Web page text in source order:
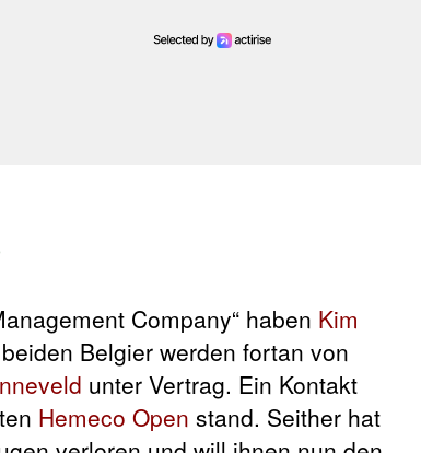
Company“ haben Kim
Belgier werden fortan von
unter Vertrag. Ein Kontakt
Hemeco Open stand. Seither hat